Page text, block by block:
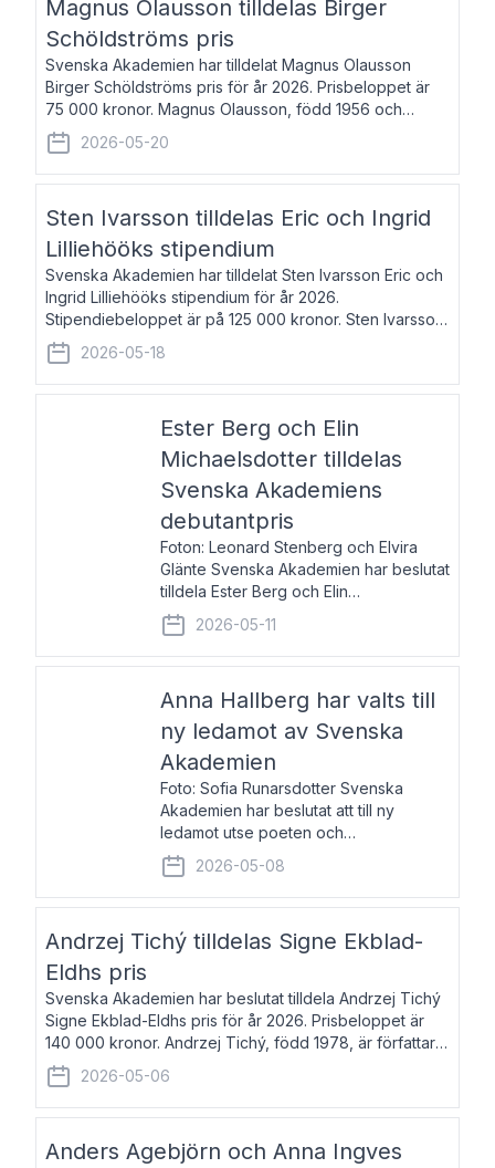
Magnus Olausson tilldelas Birger
Schöldströms pris
Svenska Akademien har tilldelat Magnus Olausson
Birger Schöldströms pris för år 2026. Prisbeloppet är
75 000 kronor. Magnus Olausson, född 1956 och
bosatt i Stockholm, är konstvetare, museiman och
hovman. Han disputerade 1993 vid Uppsala un
2026-05-20
Sten Ivarsson tilldelas Eric och Ingrid
Lilliehööks stipendium
Svenska Akademien har tilldelat Sten Ivarsson Eric och
Ingrid Lilliehööks stipendium för år 2026.
Stipendiebeloppet är på 125 000 kronor. Sten Ivarsson,
född 1979, är mediateksamordnare vid
Söderslättsgymnasiet i Trelleborg. Här har han på
2026-05-18
Ester Berg och Elin
Michaelsdotter tilldelas
Svenska Akademiens
debutantpris
Foton: Leonard Stenberg och Elvira
Glänte Svenska Akademien har beslutat
tilldela Ester Berg och Elin
Michaelsdotter Svenska Akademiens
debutantpris för år 2026. Priset är
nyinstiftat och syftar till att lyfta fram
2026-05-11
Anna Hallberg har valts till
ny ledamot av Svenska
Akademien
Foto: Sofia Runarsdotter Svenska
Akademien har beslutat att till ny
ledamot utse poeten och
litteraturkritikern Anna Hallberg. Hon
efterträder poeten Tua Forsström på
stol 18 och kommer att ta sitt inträde vid
2026-05-08
Andrzej Tichý tilldelas Signe Ekblad-
Eldhs pris
Svenska Akademien har beslutat tilldela Andrzej Tichý
Signe Ekblad-Eldhs pris för år 2026. Prisbeloppet är
140 000 kronor. Andrzej Tichý, född 1978, är författare
och kulturskribent. Han debuterade 2005 med den
lovordade romanen Sex liter l
2026-05-06
Anders Agebjörn och Anna Ingves